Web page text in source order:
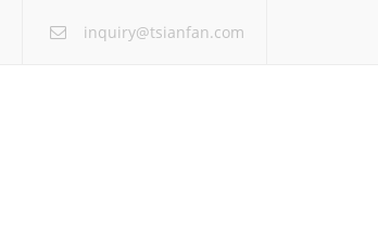
inquiry@tsianfan.com